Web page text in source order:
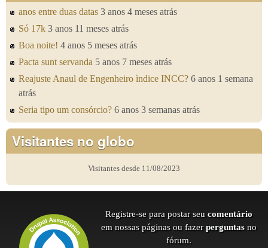
anos entre duas datas 3 anos 4 meses atrás
Só 17k 3 anos 11 meses atrás
Boa noite! 4 anos 5 meses atrás
Pacta sunt servanda 5 anos 7 meses atrás
Reajuste Anaul de Engenheiro ìndice INCC? 6 anos 1 semana
atrás
Seria tipo um consórcio? 6 anos 3 semanas atrás
Visitantes no globo
Visitantes desde 11/08/2023
Registre-se para postar seu comentário
em nossas páginas ou fazer perguntasno
fórum.